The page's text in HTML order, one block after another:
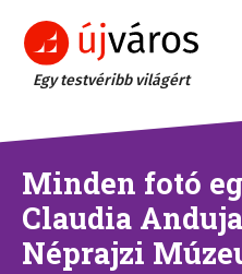
Egy testvéribb világért
Minden fotó
Claudia
Néprajzi